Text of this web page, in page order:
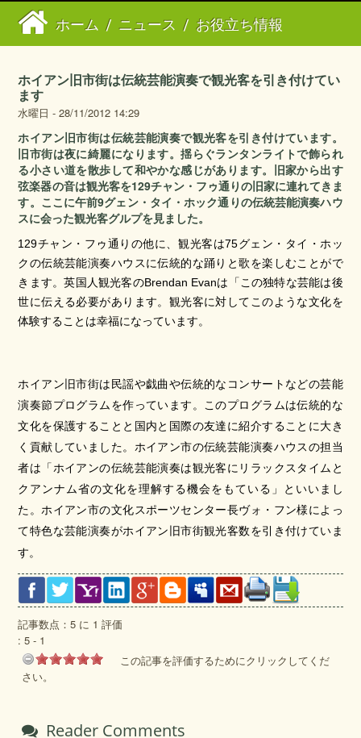
ホーム / ニュース / お役立ち情報
ホイアン旧市街は伝統芸能演奏で観光客を引き付けてい
ます
水曜日 - 28/11/2012 14:29
ホイアン旧市街は伝統芸能演奏で観光客を引き付けています。
旧市街は夜に綺麗になります。揺らぐランタンライトで飾られ
る小さい道を散歩して和やかな感じがあります。旧家から出す
弦楽器の音は観光客を129チャン・フゥ通りの旧家に連れてきま
す。ここに午前9グェン・タイ・ホック通りの伝統芸能演奏ハウ
スに会った観光客グルプを見ました。
129チャン・フゥ通りの他に、観光客は75グェン・タイ・ホッ
クの伝統芸能演奏ハウスに伝統的な踊りと歌を楽しむことがで
きます。英国人観光客のBrendan Evanは「この独特な芸能は後
世に伝える必要があります。観光客に対してこのような文化を
体験することは幸福になっています。
ホイアン旧市街は民謡や戯曲や伝統的なコンサートなどの芸能
演奏節プログラムを作っています。このプログラムは伝統的な
文化を保護することと国内と国際の友達に紹介することに大き
く貢献していました。ホイアン市の伝統芸能演奏ハウスの担当
者は「ホイアンの伝統芸能演奏は観光客にリラックスタイムと
クアンナム省の文化を理解する機会をもている」といいまし
た。ホイアン市の文化スポーツセンター長ヴォ・フン様によっ
て特色な芸能演奏がホイアン旧市街観光客数を引き付けていま
す。
記事数点：5 に 1 評価
:5 - 1
この記事を評価するためにクリックしてくだ
さい。
Reader Comments